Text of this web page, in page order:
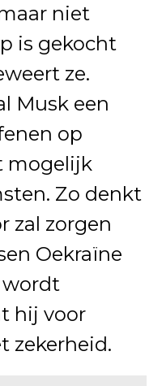
niet
is gekocht
ze.
Musk een
op
mogelijk
Zo denkt
zal zorgen
Oekraïne
wordt
hij voor
zekerheid.